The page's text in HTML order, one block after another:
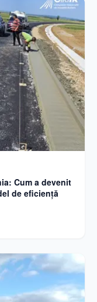
Cum a devenit
de eficiență